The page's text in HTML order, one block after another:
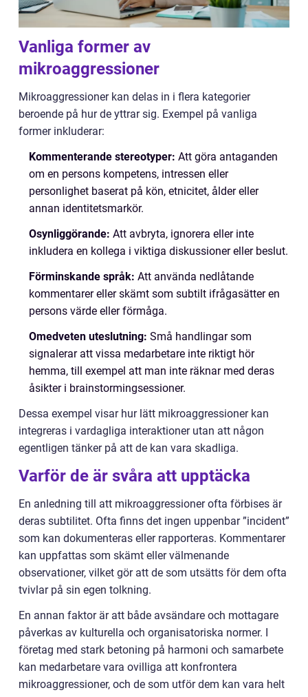
Vanliga former av
mikroaggressioner
Mikroaggressioner kan delas in i flera kategorier
beroende på hur de yttrar sig. Exempel på vanliga
former inkluderar:
Kommenterande stereotyper: Att göra antaganden
om en persons kompetens, intressen eller
personlighet baserat på kön, etnicitet, ålder eller
annan identitetsmarkör.
Osynliggörande: Att avbryta, ignorera eller inte
inkludera en kollega i viktiga diskussioner eller beslut.
Förminskande språk: Att använda nedlåtande
kommentarer eller skämt som subtilt ifrågasätter en
persons värde eller förmåga.
Omedveten uteslutning: Små handlingar som
signalerar att vissa medarbetare inte riktigt hör
hemma, till exempel att man inte räknar med deras
åsikter i brainstormingsessioner.
Dessa exempel visar hur lätt mikroaggressioner kan
integreras i vardagliga interaktioner utan att någon
egentligen tänker på att de kan vara skadliga.
Varför de är svåra att upptäcka
En anledning till att mikroaggressioner ofta förbises är
deras subtilitet. Ofta finns det ingen uppenbar ”incident”
som kan dokumenteras eller rapporteras. Kommentarer
kan uppfattas som skämt eller välmenande
observationer, vilket gör att de som utsätts för dem ofta
tvivlar på sin egen tolkning.
En annan faktor är att både avsändare och mottagare
påverkas av kulturella och organisatoriska normer. I
företag med stark betoning på harmoni och samarbete
kan medarbetare vara ovilliga att konfrontera
mikroaggressioner, och de som utför dem kan vara helt